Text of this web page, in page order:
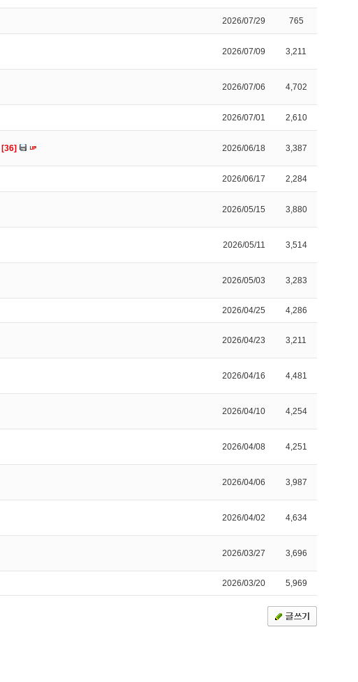
2026/07/29 765
2026/07/09 3,211
2026/07/06 4,702
2026/07/01 2,610
[36] 2026/06/18 3,387
2026/06/17 2,284
2026/05/15 3,880
2026/05/11 3,514
2026/05/03 3,283
2026/04/25 4,286
2026/04/23 3,211
2026/04/16 4,481
2026/04/10 4,254
2026/04/08 4,251
2026/04/06 3,987
2026/04/02 4,634
2026/03/27 3,696
2026/03/20 5,969